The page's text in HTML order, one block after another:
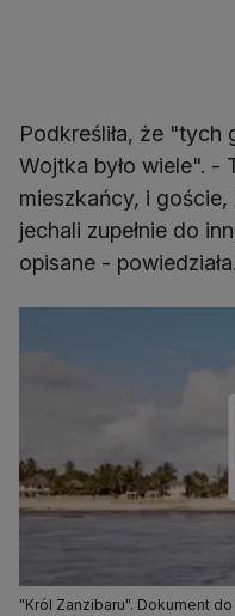
Podkreśliła, że "tych
Wojtka było wiele". -
mieszkańcy, i
jechali zupełnie do
opisane - powiedziała.
"Król Zanzibaru". Dokument